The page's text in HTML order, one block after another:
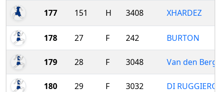
177 151 H 3408 XHARDEZ
178 27 F 242 BURTON
179 28 F 3048 Van den
180 29 F 3032 DI RUGGIERO